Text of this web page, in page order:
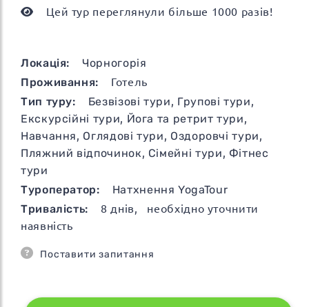
Цей тур переглянули більше 1000 разів!
Локація:
Чорногорія
Проживання:
Готель
Тип туру: Безвізові тури, Групові тури,
Екскурсійні тури, Йога та ретрит тури,
Навчання, Оглядові тури, Оздоровчі тури,
Пляжний відпочинок, Сімейні тури, Фітнес
тури
Туроператор:
Натхнення YogaTour
Тривалість:
8 днів, необхідно уточнити
наявність
Поставити запитання